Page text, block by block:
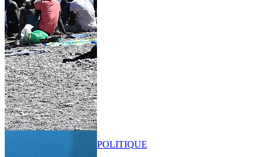
POLITIQUE